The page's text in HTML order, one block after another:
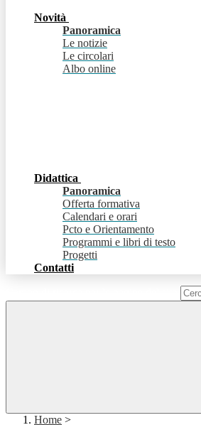
Novità
Panoramica
Le notizie
Le circolari
Albo online
Didattica
Panoramica
Offerta formativa
Calendari e orari
Pcto e Orientamento
Programmi e libri di testo
Progetti
Contatti
Home >